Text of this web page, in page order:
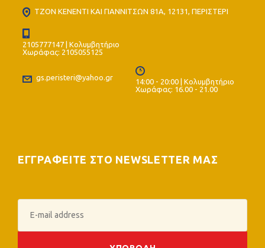
ΤΖΟΝ ΚΕΝΕΝΤΙ ΚΑΙ ΓΙΑΝΝΙΤΣΩΝ 81Α, 12131, ΠΕΡΙΣΤΕΡΙ
2105777147 | Κολυμβητήριο
Χωράφας: 2105055125
gs.peristeri@yahoo.gr
14:00 - 20:00 | Κολυμβητήριο
Χωράφας: 16.00 - 21.00
ΕΓΓΡΑΦΕΙΤΕ ΣΤΟ NEWSLETTER ΜΑΣ